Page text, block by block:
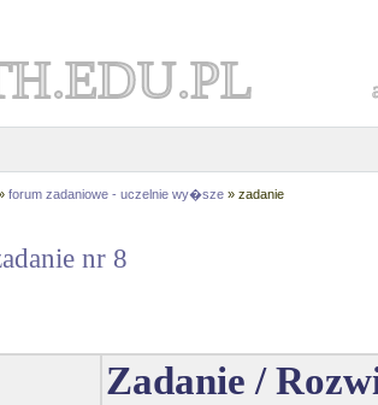
forum zadaniowe - uczelnie wy�sze » zadanie
nr 8
Zadanie /